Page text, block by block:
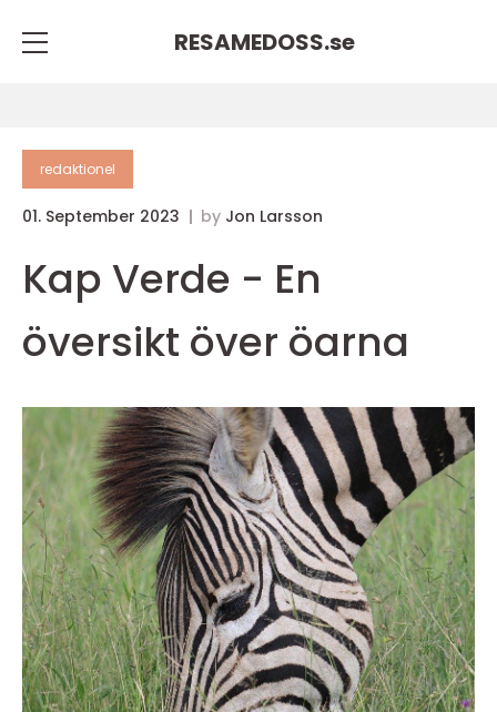
RESAMEDOSS.se
redaktionel
01. September 2023 by Jon Larsson
Kap Verde - En
översikt över öarna